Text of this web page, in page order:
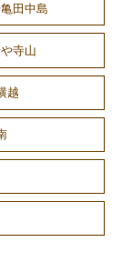
田中島
寺山
越